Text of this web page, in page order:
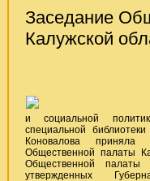
Заседание
Калужской
и социальной
специальной
Коновалова
Общественной палаты
Общественной палаты
утвержденных